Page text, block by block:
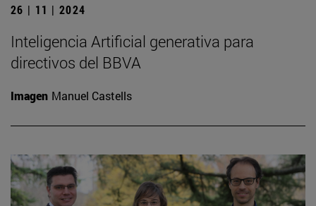
26 | 11 | 2024
Inteligencia Artificial generativa para
directivos del BBVA
Imagen Manuel Castells